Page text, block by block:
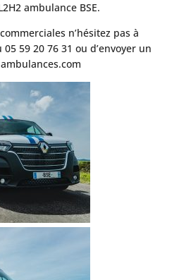
ambulance BSE.
n’hésitez pas à
59 20 76 31 ou d’envoyer un